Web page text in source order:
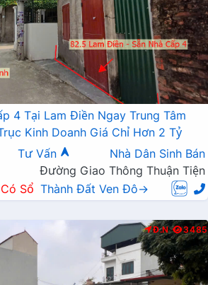
4 Tại Lam Điền Ngay Trung Tâm
Kinh Doanh Giá Chỉ Hơn 2 Tỷ
Tư Vấn
Nhà Dân Sinh Bán
Đường Giao Thông Thuận Tiện
Sổ Thành Đất Ven Đô→
Đ.N 3485